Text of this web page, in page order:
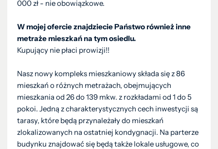
000 zł - nie obowiązkowe.
W mojej ofercie znajdziecie Państwo również inne
metraże mieszkań na tym osiedlu.
Kupujący nie płaci prowizji!!
Nasz nowy kompleks mieszkaniowy składa się z 86
mieszkań o różnych metrażach, obejmujących
mieszkania od 26 do 139 mkw. z rozkładami od 1 do 5
pokoi. Jedną z charakterystycznych cech inwestycji są
tarasy, które będą przynależały do mieszkań
zlokalizowanych na ostatniej kondygnacji. Na parterze
budynku znajdować się będą także lokale usługowe, co